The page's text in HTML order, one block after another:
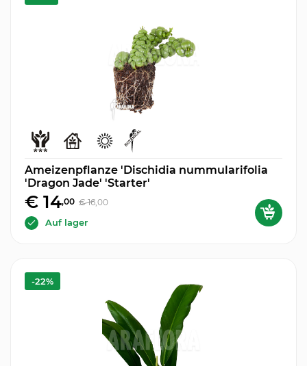
Ameizenpflanze 'Dischidia nummularifolia
'Dragon Jade' 'Starter'
€ 14,00 € 16,00
Auf lager
-22%